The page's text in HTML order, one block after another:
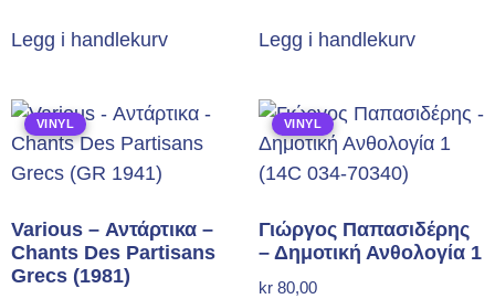
Legg i handlekurv Legg i handlekurv
VINYL
Various – Αντάρτικα –
Chants Des Partisans
Grecs (1981)
VINYL
Γιώργος Παπασιδέρης
– Δημοτική Ανθολογία 1
kr 80,00